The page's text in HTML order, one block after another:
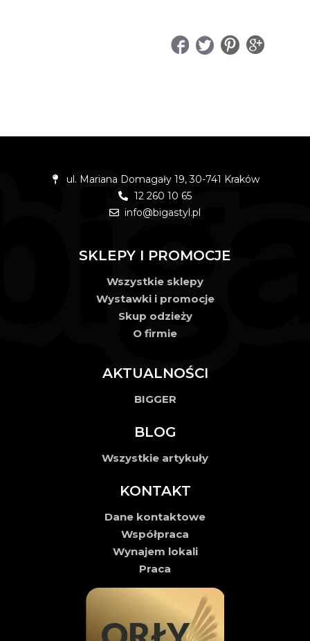
ul. Mariana Domagały 19, 30-741 Kraków
12 260 10 65
info@bigastyl.pl
SKLEPY I PROMOCJE
Wszystkie sklepy
Wystawki i promocje
Skup odzieży
O firmie
AKTUALNOŚCI
BIGGER
BLOG
Wszystkie artykuły
KONTAKT
Dane kontaktowe
Współpraca
Wynajem lokali
Praca